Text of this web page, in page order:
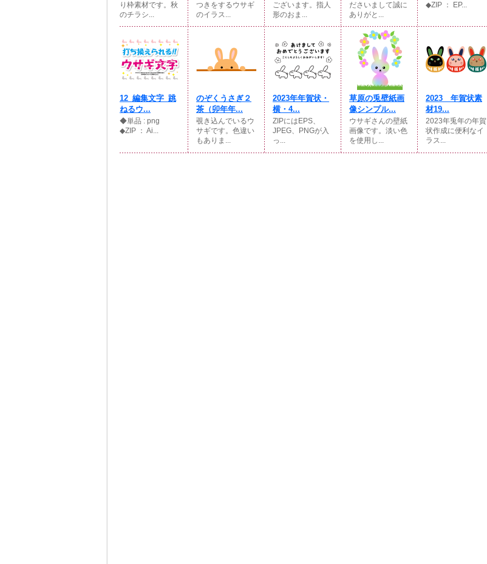
り枠素材です。秋
のチラシ...
つきをするウサギ
のイラス...
ございます。指人
形のおま...
ださいまして誠に
ありがと...
◆ZIP ： EP...
12_編集文字_跳
ねるウ...
◆単品 : png
◆ZIP ： Ai...
のぞくうさぎ２
茶（卯年年...
覗き込んでいるウ
サギです。色違い
もありま...
2023年年賀状・
横・4...
ZIPにはEPS、
JPEG、PNGが入
っ...
草原の兎壁紙画
像シンプル...
ウサギさんの壁紙
画像です。淡い色
を使用し...
2023 年賀状素
材19...
2023年兎年の年賀
状作成に便利なイ
ラス...